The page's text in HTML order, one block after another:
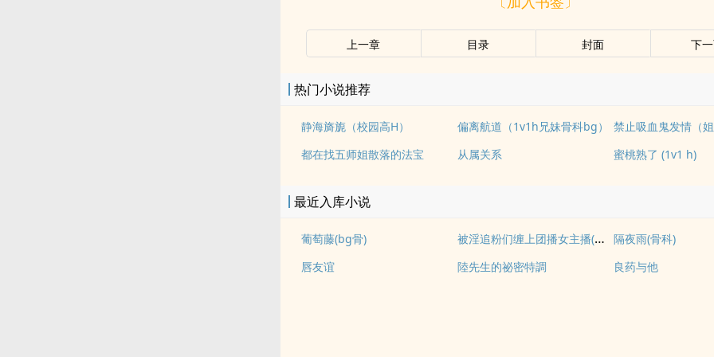
上一章 目录 封面 下
热门小说推荐
静海旖旎（校园高H） 偏离航道（1v1h兄妹骨科bg）
都在找五师姐散落的法宝 从属关系 蜜桃熟了 (1v1 h)
最近入库小说
葡萄藤(bg骨) 被淫追粉们缠上团播女主播(露出NPH)
隔夜雨(骨科)
唇友谊
陸先生的祕密特調 良药与他